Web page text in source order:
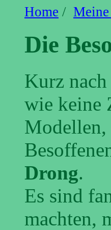
Home /
Die
Kurz
wie keine
Modellen,
Drong.
Es sind
machten,